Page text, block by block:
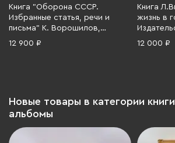
Книга "Оборона СССР.
Избранные статья, речи и
письма" К. Ворошилов,
бумага, печать, СССР, 1937 г.
12 900 ₽
Книга
жизнь в
12 000 ₽
Новые товары в категории
альбомы